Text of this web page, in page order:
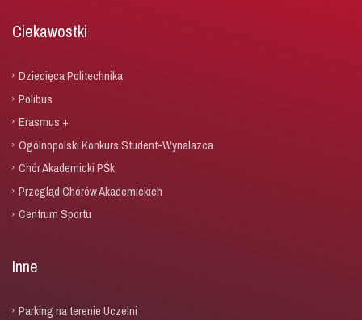
Ciekawostki
Dziecięca Politechnika
Polibus
Erasmus +
Ogólnopolski Konkurs Student-Wynalazca
Chór Akademicki PŚk
Przegląd Chórów Akademickich
Centrum Sportu
Inne
Parking na terenie Uczelni